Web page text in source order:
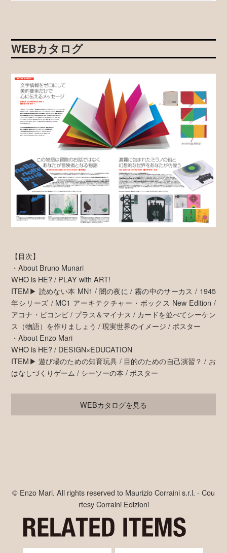
WEBカタログ
【目次】
・About Bruno Munari
WHO is HE? / PLAY with ART!
ITEM▶ 読めない本 MN1 / 闇の夜に / 霧の中のサーカス / 1945
年シリーズ / MC1 アーキテクチャー・ボックス New Edition /
アコナ・ビコンビ / プラス＆マイナス / カードを並べてシーケン
ス（物語）を作りましょう / 現実世界のイメージ / ポスター
・About Enzo Mari
WHO is HE? / DESIGN×EDUCATION
ITEM▶ 遊び場のための知育玩具 / 目的のための自己演習？ / お
はなしづくりゲーム / シーソーの本 / ポスター
WEBカタログを見る
© Enzo Mari. All rights reserved to Maurizio Corraini s.r.l. - Cou
rtesy Corraini Edizioni